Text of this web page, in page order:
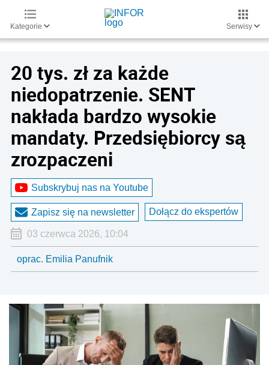
Kategorie Serwisy
20 tys. zł za każde
niedopatrzenie. SENT
nakłada bardzo wysokie
mandaty. Przedsiębiorcy są
zrozpaczeni
Subskrybuj nas na Youtube
Zapisz się na newsletter Dołącz do ekspertów
03 czerwca 2026, 10:04
oprac. Emilia Panufnik